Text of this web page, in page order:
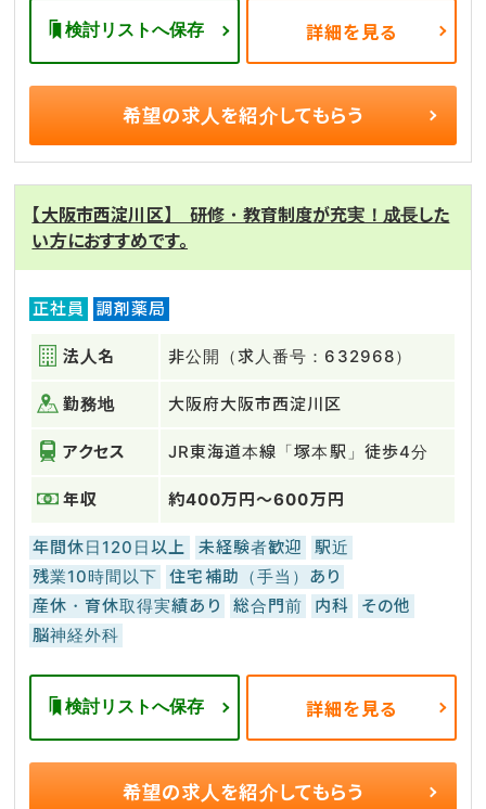
検討リストへ保存 詳細を見る
希望の求人を紹介してもらう
【大阪市西淀川区】 研修・教育制度が充実！成長した
い方におすすめです。
正社員 調剤薬局
法人名 非公開（求人番号：632968）
勤務地 大阪府大阪市西淀川区
アクセス JR東海道本線「塚本駅」徒歩4分
年収 約400万円～600万円
年間休日120日以上 未経験者歓迎
駅近
残業10時間以下
住宅補助（手当）あり
産休・育休取得実績あり
総合門前 内科
その他
脳神経外科
検討リストへ保存 詳細を見る
希望の求人を紹介してもらう